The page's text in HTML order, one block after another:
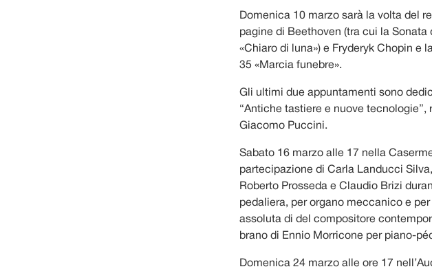
Domenica 10 marzo sarà la volta del
pagine di Beethoven (tra cui la
«Chiaro di luna») e Fryderyk Chopin e
35 «Marcia funebre».
Gli ultimi due appuntamenti sono
“Antiche tastiere e nuove
Giacomo Puccini.
Sabato 16 marzo alle 17 nella
partecipazione di Carla Landucci
Roberto Prosseda e Claudio Brizi
pedaliera, per organo meccanico e
assoluta di del compositore
brano di Ennio Morricone per piano-
Domenica 24 marzo alle ore 17